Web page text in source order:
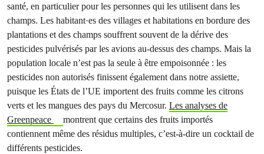
santé, en particulier pour les personnes qui les utilisent dans les
champs. Les habitant·es des villages et habitations en bordure des
plantations et des champs souffrent souvent de la dérive des
pesticides pulvérisés par les avions au-dessus des champs. Mais la
population locale n’est pas la seule à être empoisonnée : les
pesticides non autorisés finissent également dans notre assiette,
puisque les États de l’UE importent des fruits comme les citrons
verts et les mangues des pays du Mercosur. Les analyses de
Greenpeace
montrent que certains des fruits importés
contiennent même des résidus multiples, c’est-à-dire un cocktail de
différents pesticides.